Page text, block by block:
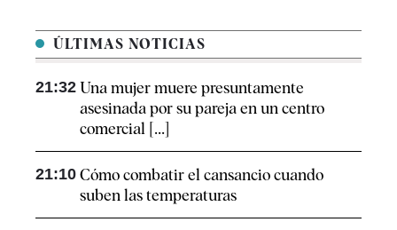
ÚLTIMAS NOTICIAS
21:32 Una mujer muere presuntamente
asesinada por su pareja en un centro
comercial [...]
21:10 Cómo combatir el cansancio​ cuando
suben las temperaturas